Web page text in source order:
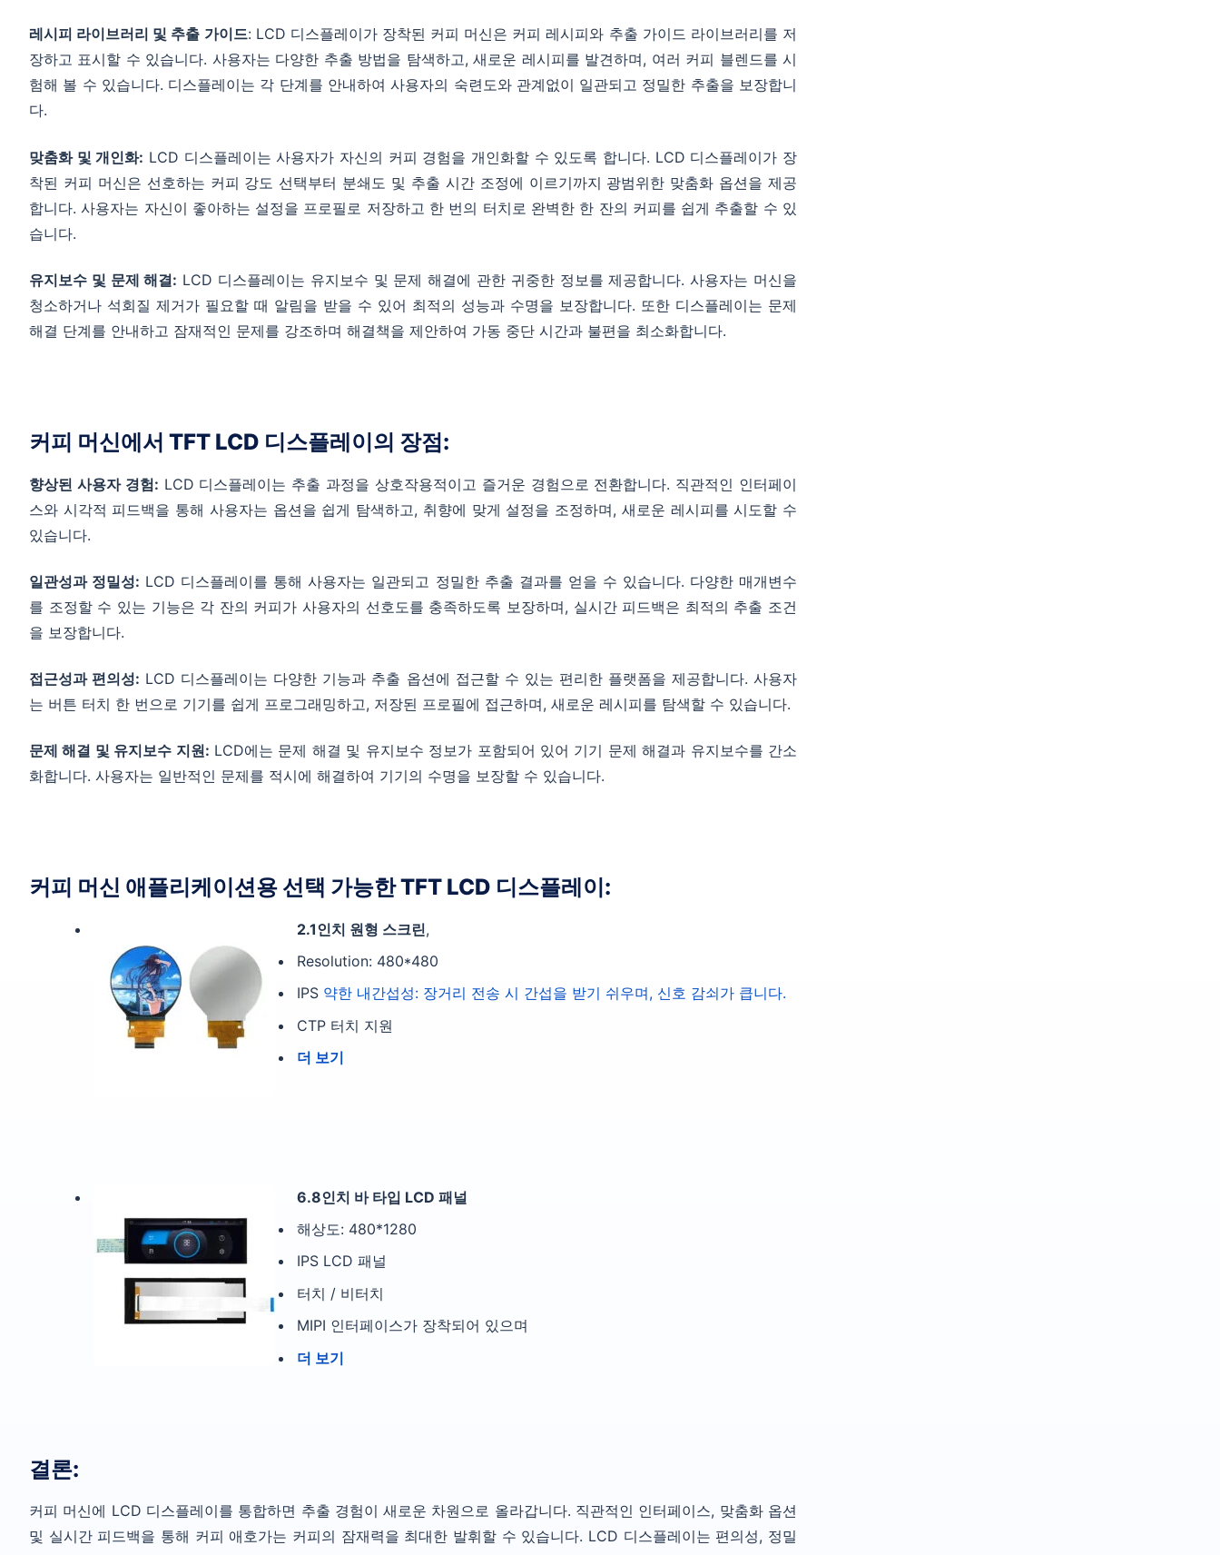
레시피 라이브러리 및 추출 가이드: LCD 디스플레이가 장착된 커피 머신은 커피 레시피와 추출 가이드 라이브러리를 저
장하고 표시할 수 있습니다. 사용자는 다양한 추출 방법을 탐색하고, 새로운 레시피를 발견하며, 여러 커피 블렌드를 시
험해 볼 수 있습니다. 디스플레이는 각 단계를 안내하여 사용자의 숙련도와 관계없이 일관되고 정밀한 추출을 보장합니
다.
맞춤화 및 개인화: LCD 디스플레이는 사용자가 자신의 커피 경험을 개인화할 수 있도록 합니다. LCD 디스플레이가 장
착된 커피 머신은 선호하는 커피 강도 선택부터 분쇄도 및 추출 시간 조정에 이르기까지 광범위한 맞춤화 옵션을 제공
합니다. 사용자는 자신이 좋아하는 설정을 프로필로 저장하고 한 번의 터치로 완벽한 한 잔의 커피를 쉽게 추출할 수 있
습니다.
유지보수 및 문제 해결: LCD 디스플레이는 유지보수 및 문제 해결에 관한 귀중한 정보를 제공합니다. 사용자는 머신을
청소하거나 석회질 제거가 필요할 때 알림을 받을 수 있어 최적의 성능과 수명을 보장합니다. 또한 디스플레이는 문제
해결 단계를 안내하고 잠재적인 문제를 강조하며 해결책을 제안하여 가동 중단 시간과 불편을 최소화합니다.
커피 머신에서 TFT LCD 디스플레이의 장점:
향상된 사용자 경험: LCD 디스플레이는 추출 과정을 상호작용적이고 즐거운 경험으로 전환합니다. 직관적인 인터페이
스와 시각적 피드백을 통해 사용자는 옵션을 쉽게 탐색하고, 취향에 맞게 설정을 조정하며, 새로운 레시피를 시도할 수
있습니다.
일관성과 정밀성: LCD 디스플레이를 통해 사용자는 일관되고 정밀한 추출 결과를 얻을 수 있습니다. 다양한 매개변수
를 조정할 수 있는 기능은 각 잔의 커피가 사용자의 선호도를 충족하도록 보장하며, 실시간 피드백은 최적의 추출 조건
을 보장합니다.
접근성과 편의성: LCD 디스플레이는 다양한 기능과 추출 옵션에 접근할 수 있는 편리한 플랫폼을 제공합니다. 사용자
는 버튼 터치 한 번으로 기기를 쉽게 프로그래밍하고, 저장된 프로필에 접근하며, 새로운 레시피를 탐색할 수 있습니다.
문제 해결 및 유지보수 지원: LCD에는 문제 해결 및 유지보수 정보가 포함되어 있어 기기 문제 해결과 유지보수를 간소
화합니다. 사용자는 일반적인 문제를 적시에 해결하여 기기의 수명을 보장할 수 있습니다.
커피 머신 애플리케이션용 선택 가능한 TFT LCD 디스플레이:
2.1인치 원형 스크린,
Resolution: 480*480
IPS 약한 내간섭성: 장거리 전송 시 간섭을 받기 쉬우며, 신호 감쇠가 큽니다.
CTP 터치 지원
더 보기
6.8인치 바 타입 LCD 패널
해상도: 480*1280
IPS LCD 패널
터치 / 비터치
MIPI 인터페이스가 장착되어 있으며
더 보기
결론:
커피 머신에 LCD 디스플레이를 통합하면 추출 경험이 새로운 차원으로 올라갑니다. 직관적인 인터페이스, 맞춤화 옵션
및 실시간 피드백을 통해 커피 애호가는 커피의 잠재력을 최대한 발휘할 수 있습니다. LCD 디스플레이는 편의성, 정밀